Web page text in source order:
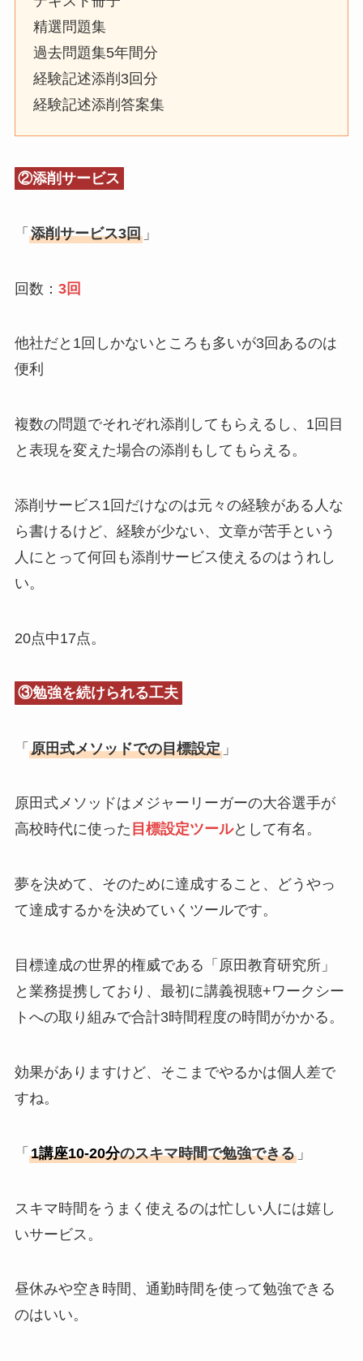
精選問題集
過去問題集5年間分
経験記述添削3回分
経験記述添削答案集
②添削サービス
「 添削サービス3回」
回数： 3回
他社だと1回しかないところも多いが3回あるのは
便利
複数の問題でそれぞれ添削してもらえるし、1回目
と表現を変えた場合の添削もしてもらえる。
添削サービス1回だけなのは元々の経験がある人な
ら書けるけど、経験が少ない、文章が苦手という
人にとって何回も添削サービス使えるのはうれし
い。
20点中17点。
③勉強を続けられる工夫
「 原田式メソッドでの目標設定」
原田式メソッドはメジャーリーガーの大谷選手が
高校時代に使った 目標設定ツールとして有名。
夢を決めて、そのために達成すること、どうやっ
て達成するかを決めていくツールです。
目標達成の世界的権威である「原田教育研究所」
と業務提携しており、最初に講義視聴+ワークシー
トへの取り組みで合計3時間程度の時間がかかる。
効果がありますけど、そこまでやるかは個人差で
すね。
「 1講座10-20分のスキマ時間で勉強できる」
スキマ時間をうまく使えるのは忙しい人には嬉し
いサービス。
昼休みや空き時間、通勤時間を使って勉強できる
のはいい。